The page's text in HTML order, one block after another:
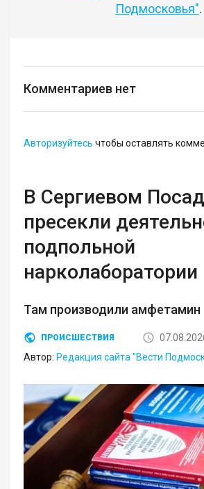
Подмосковья".
Комментариев нет
Авторизуйтесь чтобы оставлять
В Сергиевом
пресекли
подпольной
нарколаборатории
Там производили амфетамин
ПРОИСШЕСТВИЯ
Автор: Редакция сайта "Вести